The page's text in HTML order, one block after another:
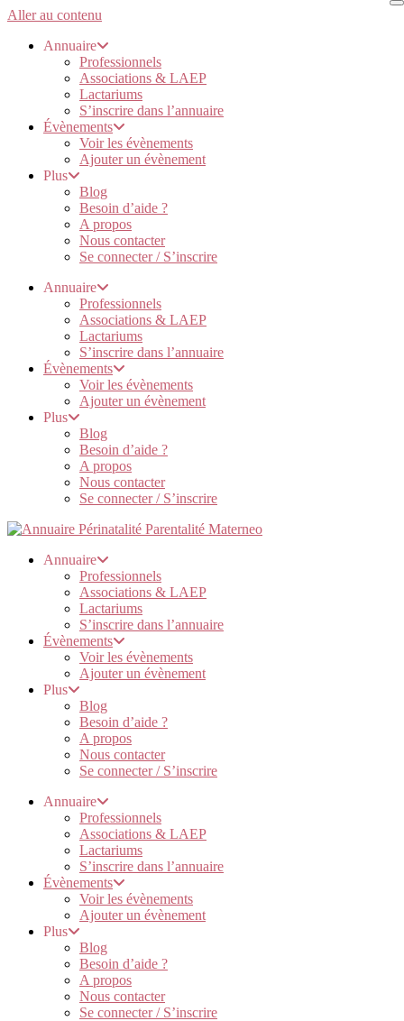
Aller au contenu
Annuaire
Professionnels
Associations & LAEP
Lactariums
S’inscrire dans l’annuaire
Évènements
Voir les évènements
Ajouter un évènement
Plus
Blog
Besoin d’aide ?
A propos
Nous contacter
Se connecter / S’inscrire
Annuaire
Professionnels
Associations & LAEP
Lactariums
S’inscrire dans l’annuaire
Évènements
Voir les évènements
Ajouter un évènement
Plus
Blog
Besoin d’aide ?
A propos
Nous contacter
Se connecter / S’inscrire
Annuaire
Professionnels
Associations & LAEP
Lactariums
S’inscrire dans l’annuaire
Évènements
Voir les évènements
Ajouter un évènement
Plus
Blog
Besoin d’aide ?
A propos
Nous contacter
Se connecter / S’inscrire
Annuaire
Professionnels
Associations & LAEP
Lactariums
S’inscrire dans l’annuaire
Évènements
Voir les évènements
Ajouter un évènement
Plus
Blog
Besoin d’aide ?
A propos
Nous contacter
Se connecter / S’inscrire